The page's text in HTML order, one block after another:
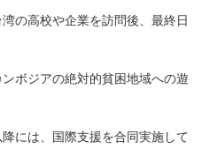
の高校や企業を訪問後、最終日
ボジアの絶対的貧困地域への遊
には、国際支援を合同実施して